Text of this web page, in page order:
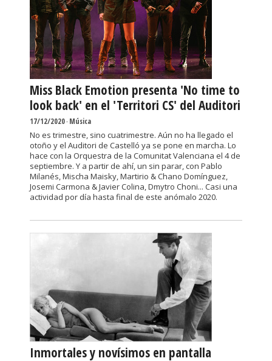
Miss Black Emotion presenta 'No time to
look back' en el 'Territori CS' del Auditori
17/12/2020-Música
No es trimestre, sino cuatrimestre. Aún no ha llegado el
otoño y el Auditori de Castelló ya se pone en marcha. Lo
hace con la Orquestra de la Comunitat Valenciana el 4 de
septiembre. Y a partir de ahí, un sin parar, con Pablo
Milanés, Mischa Maisky, Martirio & Chano Domínguez,
Josemi Carmona & Javier Colina, Dmytro Choni... Casi una
actividad por día hasta final de este anómalo 2020.
Inmortales y novísimos en pantalla